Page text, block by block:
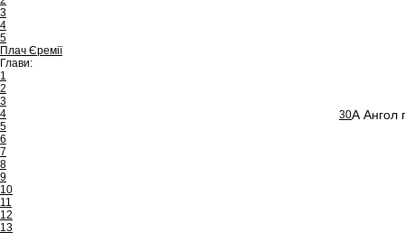
3
4
5
Плач Єремії
Глави:
1
2
3
4
5
6
7
8
9
10
11
12
13
30А Ангол